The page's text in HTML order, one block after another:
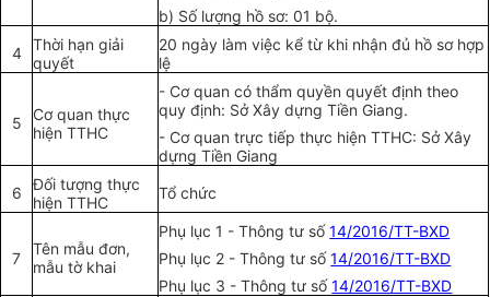
b) Số lượng hồ sơ: 01 bộ.
4
Thời hạn giải
quyết
20 ngày làm việc kể từ khi nhận đủ hồ sơ hợp
lệ
5
Cơ quan thực
hiện TTHC
- Cơ quan có thẩm quyền quyết định theo
quy định: Sở Xây dựng Tiền Giang.
- Cơ quan trực tiếp thực hiện TTHC: Sở Xây
dựng Tiền Giang
6
Đối tượng thực
hiện TTHC
Tổ chức
7
Tên mẫu đơn,
mẫu tờ khai
Phụ lục 1 - Thông tư số14/2016/TT-BXD
Phụ lục 2 - Thông tư số14/2016/TT-BXD
Phụ lục 3 - Thông tư số14/2016/TT-BXD